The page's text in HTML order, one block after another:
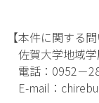
【本件に関する
佐賀大学地域
電話：0952－
E-mail：